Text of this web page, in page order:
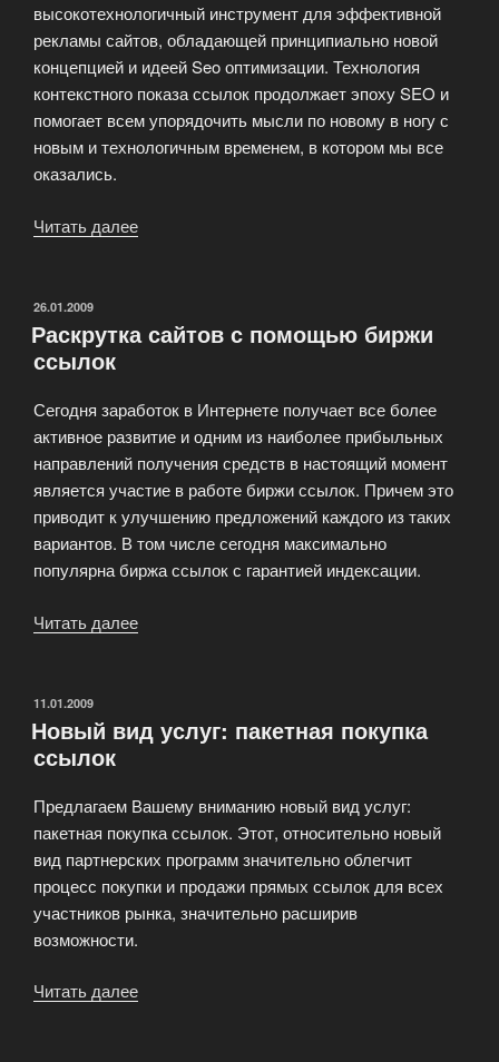
высокотехнологичный инструмент для эффективной
рекламы сайтов, обладающей принципиально новой
концепцией и идеей Seo оптимизации. Технология
контекстного показа ссылок продолжает эпоху SEO и
помогает всем упорядочить мысли по новому в ногу с
новым и технологичным временем, в котором мы все
оказались.
Читать далее
рублей
ОПУБЛИКОВАНО
26.01.2009
Раскрутка сайтов с помощью биржи
ссылок
Сегодня заработок в Интернете получает все более
активное развитие и одним из наиболее прибыльных
направлений получения средств в настоящий момент
является участие в работе биржи ссылок. Причем это
приводит к улучшению предложений каждого из таких
вариантов. В том числе сегодня максимально
популярна биржа ссылок с гарантией индексации.
Читать далее
биржи
ОПУБЛИКОВАНО
11.01.2009
Новый вид услуг: пакетная покупка
ссылок
Предлагаем Вашему вниманию новый вид услуг:
пакетная покупка ссылок. Этот, относительно новый
вид партнерских программ значительно облегчит
процесс покупки и продажи прямых ссылок для всех
участников рынка, значительно расширив
возможности.
Читать далее